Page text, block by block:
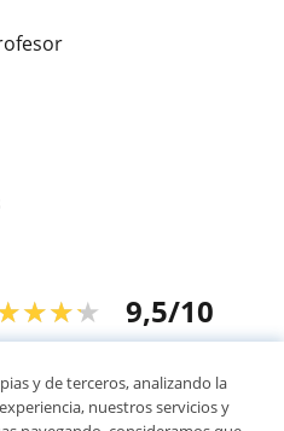
9,5/10
y de terceros, analizando la
nuestros servicios y